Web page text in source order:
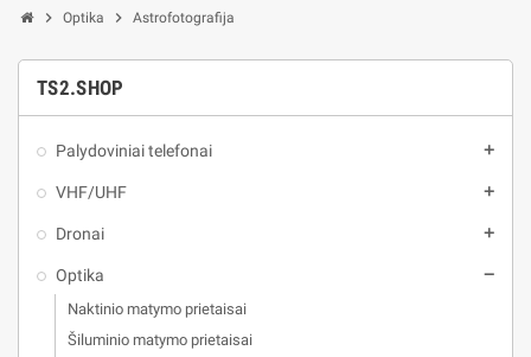
chevron_right Optika chevron_right Astrofotografija
TS2.SHOP
Palydoviniai telefonai add
VHF/UHF add
Dronai add
Optika remove
Naktinio matymo prietaisai
Šiluminio matymo prietaisai